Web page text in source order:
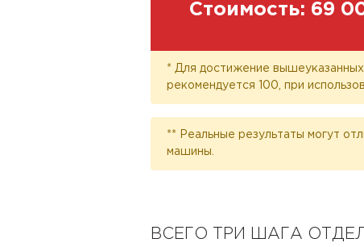
Стоимость: 69
* Для достижение
рекомендуется 100, при
** Реальные результаты могут
машины.
ВСЕГО ТРИ ШАГА